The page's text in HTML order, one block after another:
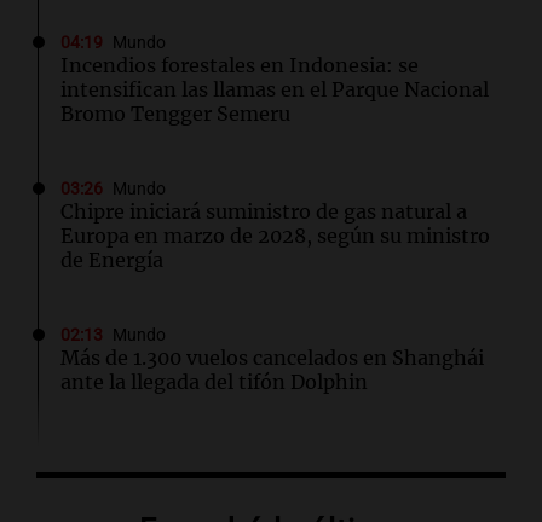
04:19 Mundo
Incendios forestales en Indonesia: se
intensifican las llamas en el Parque Nacional
Bromo Tengger Semeru
03:26 Mundo
Chipre iniciará suministro de gas natural a
Europa en marzo de 2028, según su ministro
de Energía
02:13 Mundo
Más de 1.300 vuelos cancelados en Shanghái
ante la llegada del tifón Dolphin
Airbnb acelera el lanzamiento de funciones